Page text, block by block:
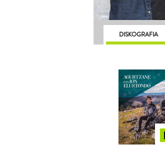
DISKOGRAFIA